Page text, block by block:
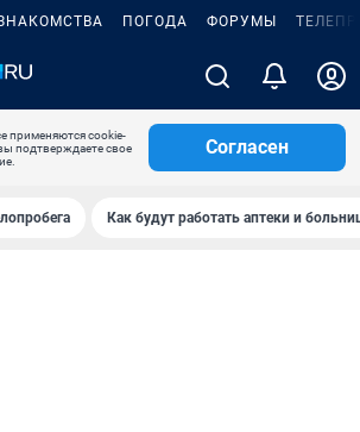
ПОГОДА ФОРУМЫ
применяются cookie-
подтверждаете свое
Согласен
Как будут работать аптеки и